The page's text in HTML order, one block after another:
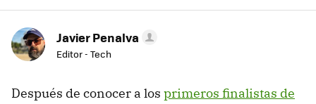
Javier Penalva
Editor - Tech
Después de conocer a los primeros finalistas de